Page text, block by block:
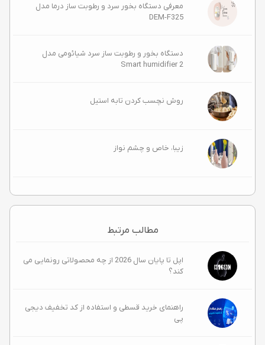
معرفی دستگاه بخور سرد و رطوبت ساز درما مدل
DEM-F325
دستگاه بخور و رطوبت ساز سرد شیائومی مدل
Smart humidifier 2
روش نچسب کردن تابه استیل
زیبا، خاص و چشم‌ نواز
مطالب مرتبط
اپل تا پایان سال 2026 از چه محصولاتی رونمایی می
کند؟
راهنمای خرید قسطی و استفاده از کد تخفیف دیجی
پی